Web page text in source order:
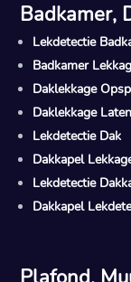
Badkamer,
Lekdetectie
Badkamer
Daklekkage
Daklekkage
Lekdetectie Dak
Dakkapel
Lekdetectie
Dakkapel